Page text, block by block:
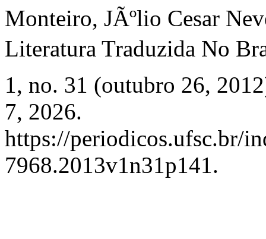
Monteiro, JÃºlio Cesar
Literatura Traduzida No
1, no. 31 (outubro 26,
7, 2026.
https://periodicos.ufsc.br/
7968.2013v1n31p141.